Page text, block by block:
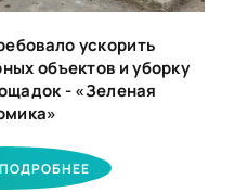
ускорить
объектов и уборку
- «Зеленая